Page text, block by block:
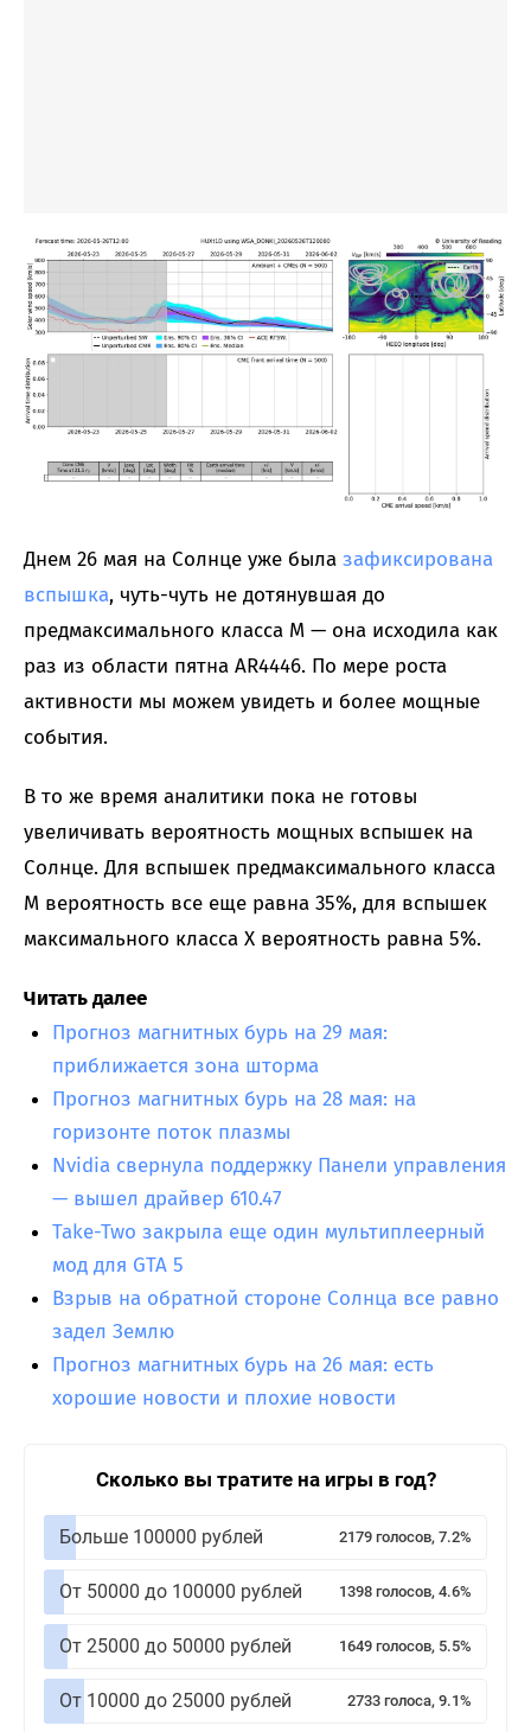
Днем 26 мая на Солнце уже была зафиксирована
вспышка, чуть-чуть не дотянувшая до
предмаксимального класса M — она исходила как
раз из области пятна AR4446. По мере роста
активности мы можем увидеть и более мощные
события.
В то же время аналитики пока не готовы
увеличивать вероятность мощных вспышек на
Солнце. Для вспышек предмаксимального класса
M вероятность все еще равна 35%, для вспышек
максимального класса X вероятность равна 5%.
Читать далее
Прогноз магнитных бурь на 29 мая:
приближается зона шторма
Прогноз магнитных бурь на 28 мая: на
горизонте поток плазмы
Nvidia свернула поддержку Панели управления
— вышел драйвер 610.47
Take-Two закрыла еще один мультиплеерный
мод для GTA 5
Взрыв на обратной стороне Солнца все равно
задел Землю
Прогноз магнитных бурь на 26 мая: есть
хорошие новости и плохие новости
Сколько вы тратите на игры в год?
Больше 100000 рублей 2179 голосов, 7.2%
От 50000 до 100000 рублей 1398 голосов, 4.6%
От 25000 до 50000 рублей 1649 голосов, 5.5%
От 10000 до 25000 рублей 2733 голоса, 9.1%